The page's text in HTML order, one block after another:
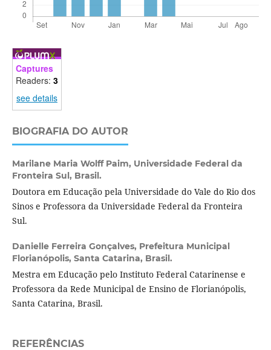
Captures
Readers: 3
see details
BIOGRAFIA DO AUTOR
Marilane Maria Wolff Paim, Universidade Federal da
Fronteira Sul, Brasil.
Doutora em Educação pela Universidade do Vale do Rio dos
Sinos e Professora da Universidade Federal da Fronteira
Sul.
Danielle Ferreira Gonçalves, Prefeitura Municipal
Florianópolis, Santa Catarina, Brasil.
Mestra em Educação pelo Instituto Federal Catarinense e
Professora da Rede Municipal de Ensino de Florianópolis,
Santa Catarina, Brasil.
REFERÊNCIAS